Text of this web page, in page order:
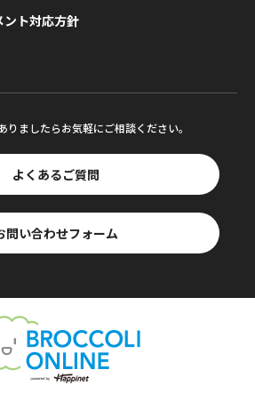
ント対応方針
りましたらお気軽にご相談ください。
よくあるご質問
問い合わせフォーム